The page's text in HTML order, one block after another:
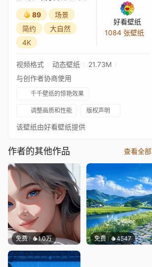
89
场景
简约
大自然
4K
好看壁纸
1084 张壁纸
视频格式 动态壁纸
21.73M
与创作者协商使用
千千壁纸的惊艳效果
调整画质和性能 版权声明
该壁纸由好看壁纸提供
作者的其他作品 查看全部
免费 1.0万 免费 4547